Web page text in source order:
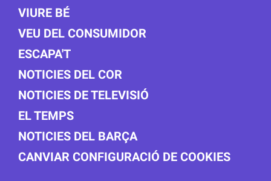
VIURE BÉ
VEU DEL CONSUMIDOR
ESCAPA'T
NOTICIES DEL COR
NOTICIES DE TELEVISIÓ
EL TEMPS
NOTICIES DEL BARÇA
CANVIAR CONFIGURACIÓ DE COOKIES